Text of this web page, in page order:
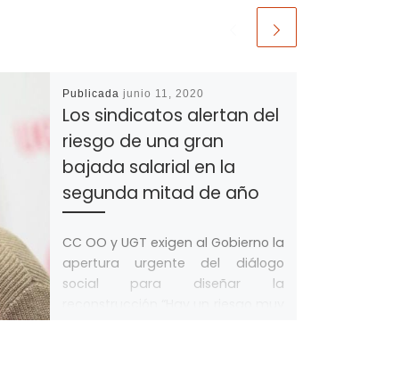
Publicada junio 11, 2020
Los sindicatos alertan del
riesgo de una gran
bajada salarial en la
segunda mitad de año
CC OO y UGT exigen al Gobierno la
apertura urgente del diálogo
social para diseñar la